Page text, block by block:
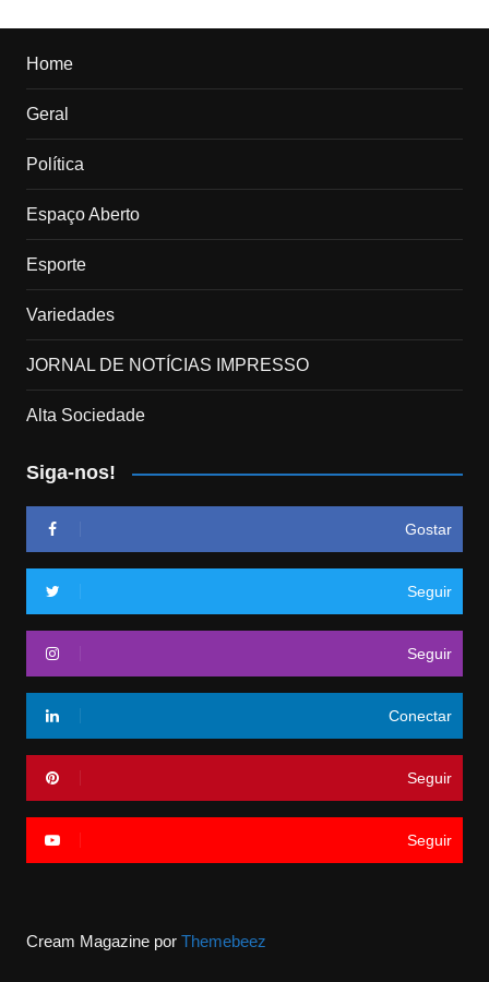
Home
Geral
Política
Espaço Aberto
Esporte
Variedades
JORNAL DE NOTÍCIAS IMPRESSO
Alta Sociedade
Siga-nos!
Gostar
Seguir
Seguir
Conectar
Seguir
Seguir
Cream Magazine por Themebeez